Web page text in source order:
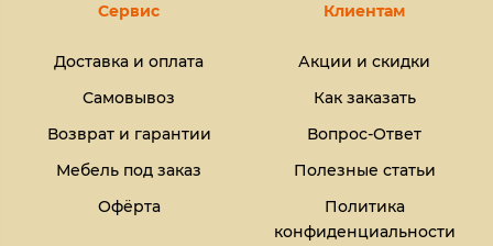
Сервис
Доставка и оплата
Самовывоз
Возврат и гарантии
Мебель под заказ
Офёрта
Клиентам
Акции и скидки
Как заказать
Вопрос-Ответ
Полезные статьи
Политика
конфиденциальности